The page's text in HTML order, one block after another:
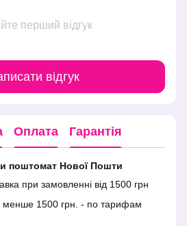
перший відгук
відгук
Оплата Гарантія
поштомат Нової Пошти
при замовленні від 1500 грн
1500 грн. - по тарифам